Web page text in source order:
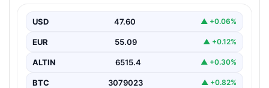
Mahallesi Ufuk Sokak’ta bulunan bir kafede çalışan…
USD 47.60 ▲ +0.06%
EUR 55.09 ▲ +0.12%
ALTIN 6515.4 ▲ +0.30%
BTC 3079023 ▲ +0.82%